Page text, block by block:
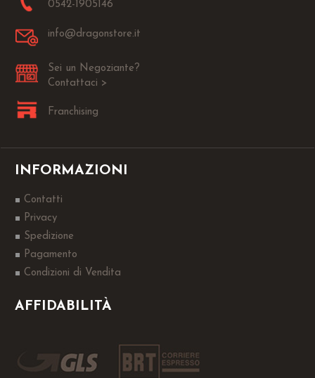
0542-1905146
info@dragonstore.it
Sei un Negoziante?
Contattaci >
Franchising
INFORMAZIONI
Contatti
Privacy
Spedizione
Pagamento
Condizioni di Vendita
AFFIDABILITÀ